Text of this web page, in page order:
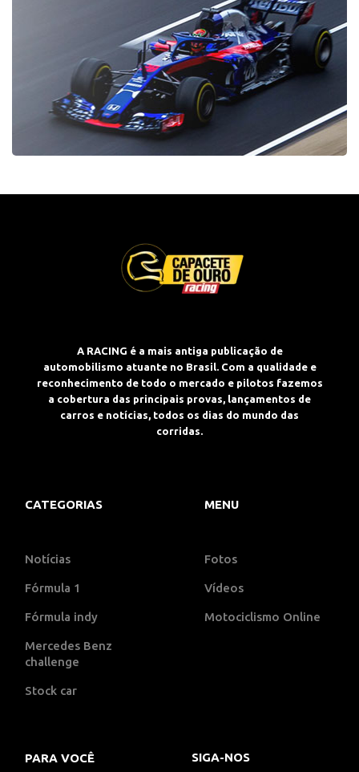
A RACING é a mais antiga publicação de
automobilismo atuante no Brasil. Com a qualidade e
reconhecimento de todo o mercado e pilotos fazemos
a cobertura das principais provas, lançamentos de
carros e notícias, todos os dias do mundo das
corridas.
CATEGORIAS
Notícias
Fórmula 1
Fórmula indy
Mercedes Benz
challenge
Stock car
MENU
Fotos
Vídeos
Motociclismo Online
PARA VOCÊ SIGA-NOS